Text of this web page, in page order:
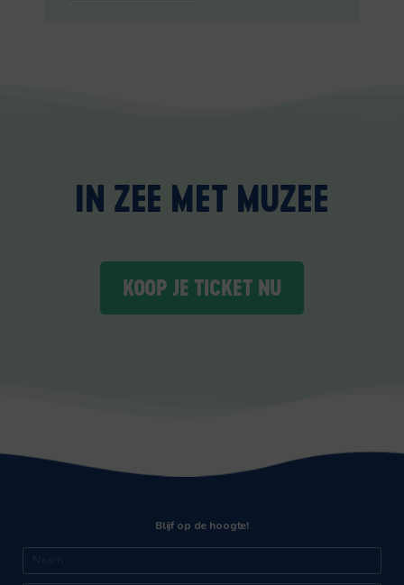
IN ZEE MET MUZEE
KOOP JE TICKET NU
Blijf op de hoogte!